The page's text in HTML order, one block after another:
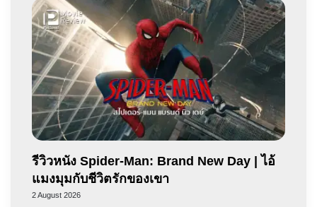
รีวิวหนัง Spider-Man: Brand New Day | ไอ้
แมงมุมกับชีวิตรักของเขา
2 August 2026